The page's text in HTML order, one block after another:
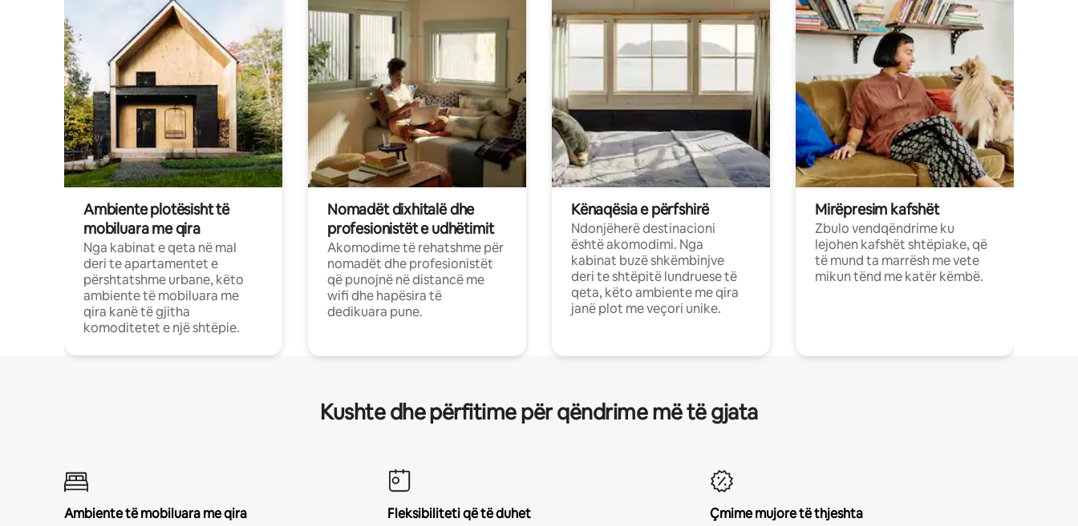
Ambiente plotësisht të
mobiluara me qira
Nga kabinat e qeta në mal
deri te apartamentet e
përshtatshme urbane, këto
ambiente të mobiluara me
qira kanë të gjitha
komoditetet e një shtëpie.
Nomadët dixhitalë dhe
profesionistët e udhëtimit
Akomodime të rehatshme për
nomadët dhe profesionistët
që punojnë në distancë me
wifi dhe hapësira të
dedikuara pune.
Kënaqësia e përfshirë
Ndonjëherë destinacioni
është akomodimi. Nga
kabinat buzë shkëmbinjve
deri te shtëpitë lundruese të
qeta, këto ambiente me qira
janë plot me veçori unike.
Mirëpresim kafshët
Zbulo vendqëndrime ku
lejohen kafshët shtëpiake, që
të mund ta marrësh me vete
mikun tënd me katër këmbë.
Kushte dhe përfitime për qëndrime më të gjata
Ambiente të mobiluara me qira
Fleksibiliteti që të duhet
Çmime mujore të thjeshta